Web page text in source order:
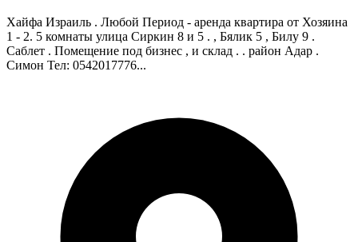
Хайфа Израиль . Любой Период - аренда квартира от Хозяина
1 - 2. 5 комнаты улица Сиркин 8 и 5 . , Бялик 5 , Билу 9 .
Саблет . Помещение под бизнес , и склад . . район Адар .
Симон Тел: 0542017776...